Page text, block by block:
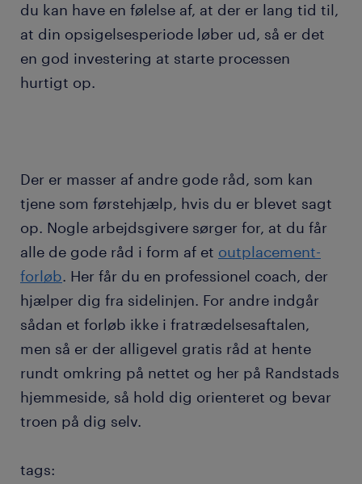
du kan have en følelse af, at der er lang tid til,
at din opsigelsesperiode løber ud, så er det
en god investering at starte processen
hurtigt op.
Der er masser af andre gode råd, som kan
tjene som førstehjælp, hvis du er blevet sagt
op. Nogle arbejdsgivere sørger for, at du får
alle de gode råd i form af et outplacement-
forløb. Her får du en professionel coach, der
hjælper dig fra sidelinjen. For andre indgår
sådan et forløb ikke i fratrædelsesaftalen,
men så er der alligevel gratis råd at hente
rundt omkring på nettet og her på Randstads
hjemmeside, så hold dig orienteret og bevar
troen på dig selv.
tags: